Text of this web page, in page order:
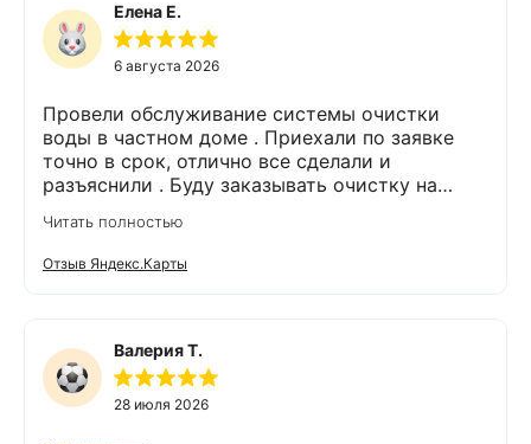
Елена Е.
6 августа 2026
Провели обслуживание системы очистки
воды в частном доме . Приехали по заявке
точно в срок, отлично все сделали и
разъяснили . Буду заказывать очистку на
Читать полностью
Отзыв Яндекс.Карты
Валерия Т.
28 июля 2026